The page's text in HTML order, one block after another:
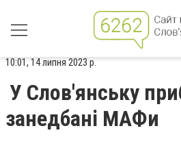
10:01, 14 липня 2023 р.
У Слов'янську
занедбані МАФи